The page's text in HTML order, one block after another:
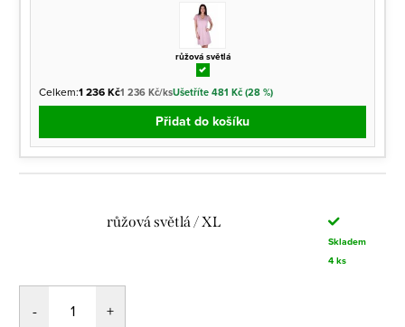
růžová světlá
Celkem:1 236 Kč1 236 Kč/ksUšetříte 481 Kč (28 %)
Přidat do košíku
růžová světlá / XL
Skladem
4 ks